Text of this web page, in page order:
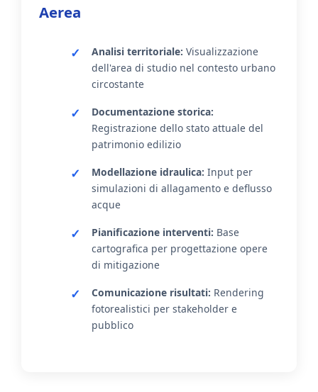
Aerea
Analisi territoriale: Visualizzazione
dell'area di studio nel contesto urbano
circostante
Documentazione storica:
Registrazione dello stato attuale del
patrimonio edilizio
Modellazione idraulica: Input per
simulazioni di allagamento e deflusso
acque
Pianificazione interventi: Base
cartografica per progettazione opere
di mitigazione
Comunicazione risultati: Rendering
fotorealistici per stakeholder e
pubblico